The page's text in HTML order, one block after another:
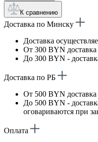
К сравнению
Доставка по Минску
Доставка
От 300 BYN
До 300 BYN -
Доставка по РБ
От 500 BYN
До 500 BYN -
оговариваются при
Оплата